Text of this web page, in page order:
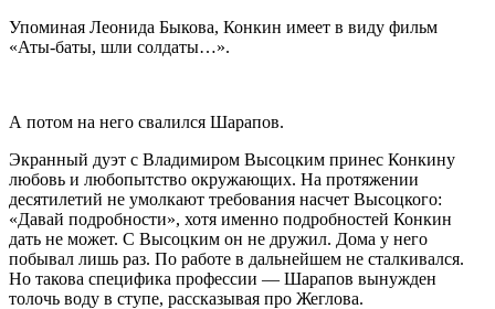
Упоминая Леонида Быкова, Конкин имеет в виду фильм
«Аты-баты, шли солдаты…».
А потом на него свалился Шарапов.
Экранный дуэт с Владимиром Высоцким принес Конкину
любовь и любопытство окружающих. На протяжении
десятилетий не умолкают требования насчет Высоцкого:
«Давай подробности», хотя именно подробностей Конкин
дать не может. С Высоцким он не дружил. Дома у него
побывал лишь раз. По работе в дальнейшем не сталкивался.
Но такова специфика профессии — Шарапов вынужден
толочь воду в ступе, рассказывая про Жеглова.